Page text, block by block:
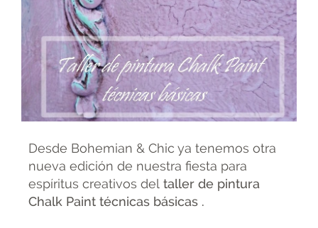
Desde Bohemian & Chic ya tenemos otra
nueva edición de nuestra fiesta para
espíritus creativos del taller de pintura
Chalk Paint técnicas básicas .